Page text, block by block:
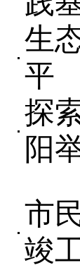
生
平
探
阳
市
竣